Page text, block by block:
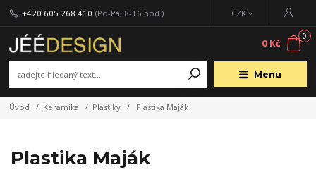
Menu
CZK
+420 605 268 410 (Po-Pá, 8-16 hod.)
0
0 Kč
Úvod Keramika Plastiky Plastika Maják
Plastika Maják